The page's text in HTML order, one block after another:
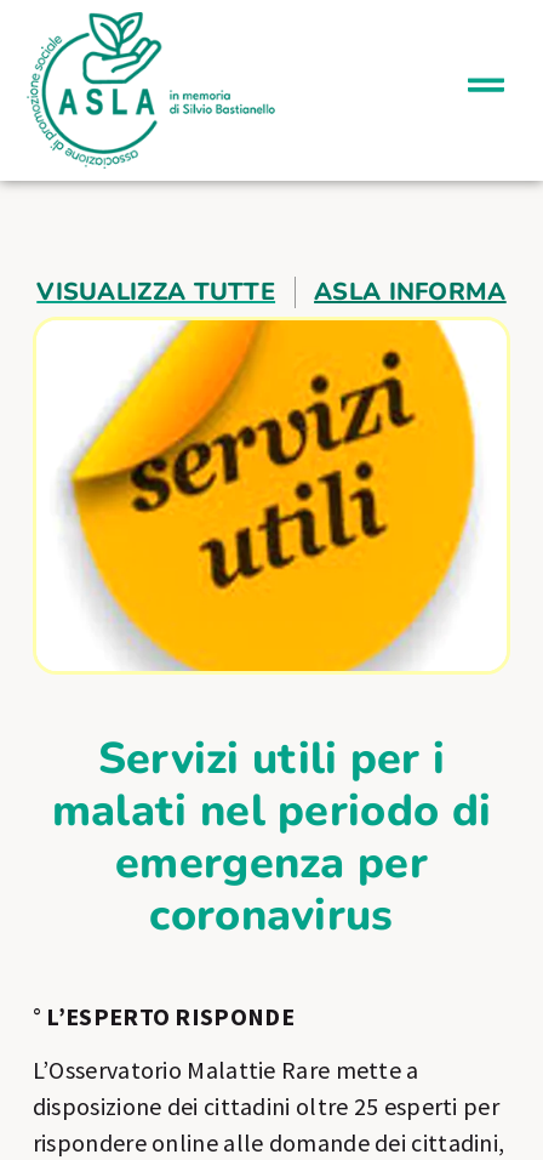
VISUALIZZA TUTTE ASLA INFORMA
Servizi utili per i
malati nel periodo di
emergenza per
coronavirus
° L’ESPERTO RISPONDE
L’Osservatorio Malattie Rare mette a
disposizione dei cittadini oltre 25 esperti per
rispondere online alle domande dei cittadini,